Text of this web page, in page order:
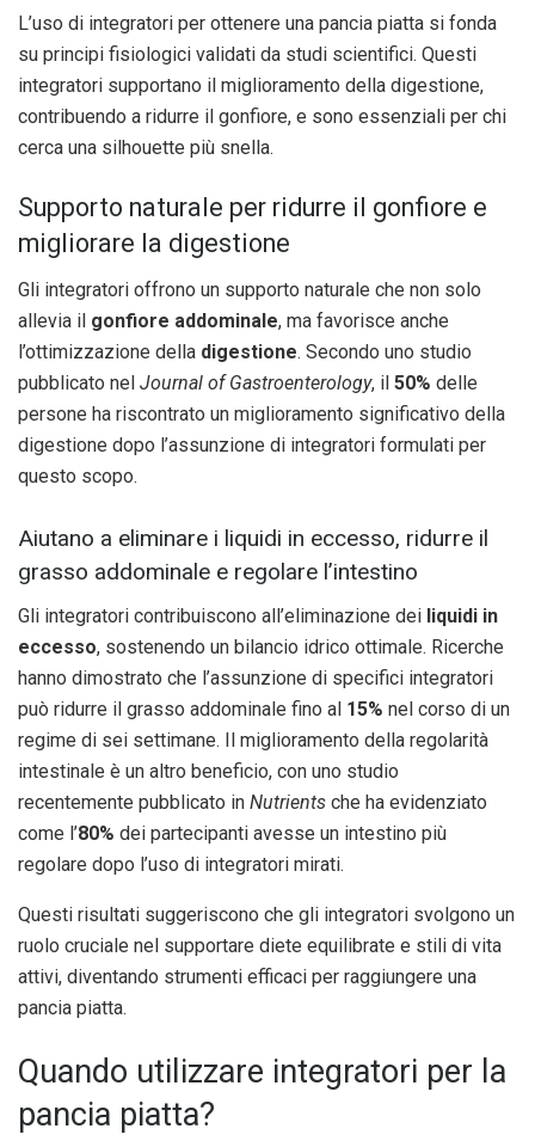
L’uso di integratori per ottenere una pancia piatta si fonda
su principi fisiologici validati da studi scientifici. Questi
integratori supportano il miglioramento della digestione,
contribuendo a ridurre il gonfiore, e sono essenziali per chi
cerca una silhouette più snella.
Supporto naturale per ridurre il gonfiore e
migliorare la digestione
Gli integratori offrono un supporto naturale che non solo
allevia il gonfiore addominale, ma favorisce anche
l’ottimizzazione della digestione. Secondo uno studio
pubblicato nel Journal of Gastroenterology, il 50% delle
persone ha riscontrato un miglioramento significativo della
digestione dopo l’assunzione di integratori formulati per
questo scopo.
Aiutano a eliminare i liquidi in eccesso, ridurre il
grasso addominale e regolare l’intestino
Gli integratori contribuiscono all’eliminazione dei liquidi in
eccesso, sostenendo un bilancio idrico ottimale. Ricerche
hanno dimostrato che l’assunzione di specifici integratori
può ridurre il grasso addominale fino al 15% nel corso di un
regime di sei settimane. Il miglioramento della regolarità
intestinale è un altro beneficio, con uno studio
recentemente pubblicato in Nutrients che ha evidenziato
come l’80% dei partecipanti avesse un intestino più
regolare dopo l’uso di integratori mirati.
Questi risultati suggeriscono che gli integratori svolgono un
ruolo cruciale nel supportare diete equilibrate e stili di vita
attivi, diventando strumenti efficaci per raggiungere una
pancia piatta.
Quando utilizzare integratori per la
pancia piatta?